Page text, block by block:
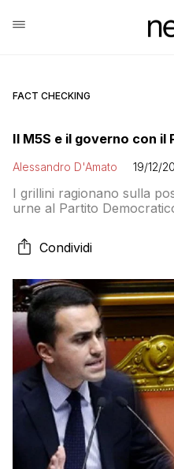
FACT CHECKING
Il M5S e il governo con il
Alessandro D'Amato 19/12/
I grillini ragionano sulla
urne al Partito
L’alternativa è il Patto di
i parlamentari renziani
Condividi